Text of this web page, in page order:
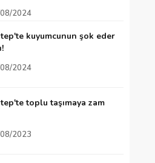
2024
kuyumcunun şok eder
2024
toplu taşımaya zam
2023